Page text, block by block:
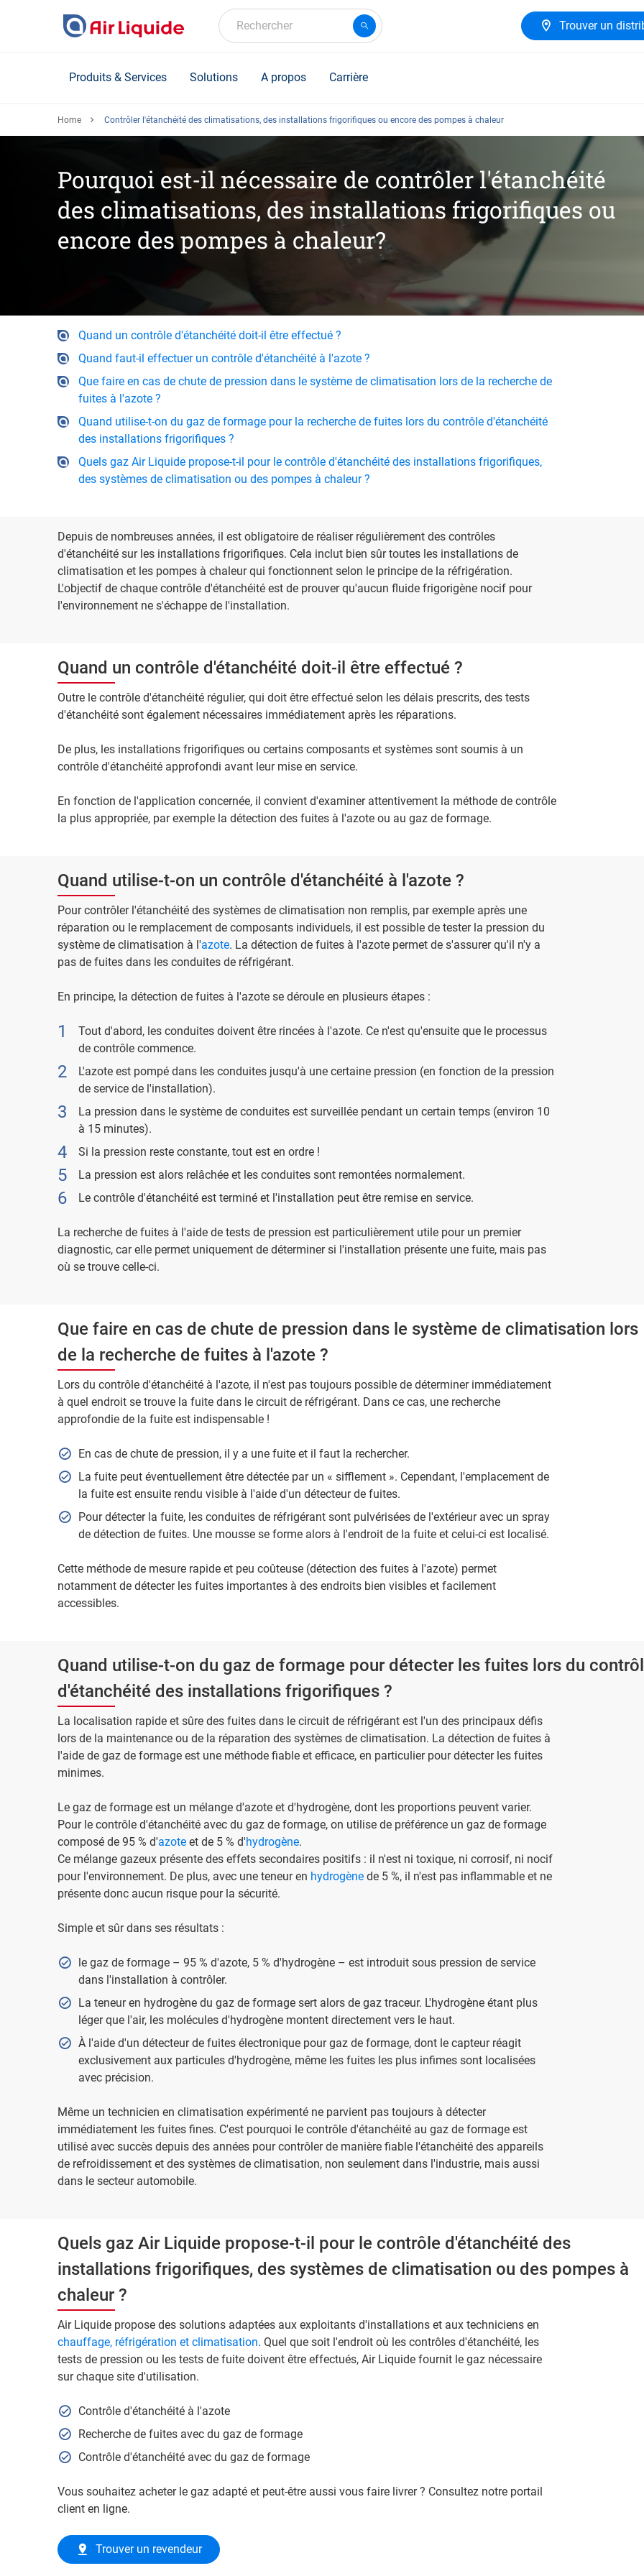
Rechercher Trouver un
Produits & Services Solutions A propos Carrière
Home Contrôler l'étanchéité des climatisations, des installations frigorifiques ou encore des pompes à chaleur
Pourquoi est-il nécessaire de contrôler l'étanchéité
des climatisations, des installations frigorifiques ou
encore des pompes à chaleur?
Quand un contrôle d'étanchéité doit-il être effectué ?
Quand faut-il effectuer un contrôle d'étanchéité à l'azote ?
Que faire en cas de chute de pression dans le système de climatisation lors de la recherche de
fuites à l'azote ?
Quand utilise-t-on du gaz de formage pour la recherche de fuites lors du contrôle d'étanchéité
des installations frigorifiques ?
Quels gaz Air Liquide propose-t-il pour le contrôle d'étanchéité des installations frigorifiques,
des systèmes de climatisation ou des pompes à chaleur ?
Depuis de nombreuses années, il est obligatoire de réaliser régulièrement des contrôles
d'étanchéité sur les installations frigorifiques. Cela inclut bien sûr toutes les installations de
climatisation et les pompes à chaleur qui fonctionnent selon le principe de la réfrigération.
L'objectif de chaque contrôle d'étanchéité est de prouver qu'aucun fluide frigorigène nocif pour
l'environnement ne s'échappe de l'installation.
Quand un contrôle d'étanchéité doit-il être effectué ?
Outre le contrôle d'étanchéité régulier, qui doit être effectué selon les délais prescrits, des tests
d'étanchéité sont également nécessaires immédiatement après les réparations.
De plus, les installations frigorifiques ou certains composants et systèmes sont soumis à un
contrôle d'étanchéité approfondi avant leur mise en service.
En fonction de l'application concernée, il convient d'examiner attentivement la méthode de contrôle
la plus appropriée, par exemple la détection des fuites à l'azote ou au gaz de formage.
Quand utilise-t-on un contrôle d'étanchéité à l'azote ?
Pour contrôler l'étanchéité des systèmes de climatisation non remplis, par exemple après une
réparation ou le remplacement de composants individuels, il est possible de tester la pression du
système de climatisation à l'azote. La détection de fuites à l'azote permet de s'assurer qu'il n'y a
pas de fuites dans les conduites de réfrigérant.
En principe, la détection de fuites à l'azote se déroule en plusieurs étapes :
Tout d'abord, les conduites doivent être rincées à l'azote. Ce n'est qu'ensuite que le processus
de contrôle commence.
L'azote est pompé dans les conduites jusqu'à une certaine pression (en fonction de la pression
de service de l'installation).
La pression dans le système de conduites est surveillée pendant un certain temps (environ 10
à 15 minutes).
Si la pression reste constante, tout est en ordre !
La pression est alors relâchée et les conduites sont remontées normalement.
Le contrôle d'étanchéité est terminé et l'installation peut être remise en service.
La recherche de fuites à l'aide de tests de pression est particulièrement utile pour un premier
diagnostic, car elle permet uniquement de déterminer si l'installation présente une fuite, mais pas
où se trouve celle-ci.
Que faire en cas de chute de pression dans le système de climatisation lors
de la recherche de fuites à l'azote ?
Lors du contrôle d'étanchéité à l'azote, il n'est pas toujours possible de déterminer immédiatement
à quel endroit se trouve la fuite dans le circuit de réfrigérant. Dans ce cas, une recherche
approfondie de la fuite est indispensable !
En cas de chute de pression, il y a une fuite et il faut la rechercher.
La fuite peut éventuellement être détectée par un « sifflement ». Cependant, l'emplacement de
la fuite est ensuite rendu visible à l'aide d'un détecteur de fuites.
Pour détecter la fuite, les conduites de réfrigérant sont pulvérisées de l'extérieur avec un spray
de détection de fuites. Une mousse se forme alors à l'endroit de la fuite et celui-ci est localisé.
Cette méthode de mesure rapide et peu coûteuse (détection des fuites à l'azote) permet
notamment de détecter les fuites importantes à des endroits bien visibles et facilement
accessibles.
Quand utilise-t-on du gaz de formage pour détecter les fuites lors du
d'étanchéité des installations frigorifiques ?
La localisation rapide et sûre des fuites dans le circuit de réfrigérant est l'un des principaux défis
lors de la maintenance ou de la réparation des systèmes de climatisation. La détection de fuites à
l'aide de gaz de formage est une méthode fiable et efficace, en particulier pour détecter les fuites
minimes.
Le gaz de formage est un mélange d'azote et d'hydrogène, dont les proportions peuvent varier.
Pour le contrôle d'étanchéité avec du gaz de formage, on utilise de préférence un gaz de formage
composé de 95 % d'azote et de 5 % d'hydrogène.
Ce mélange gazeux présente des effets secondaires positifs : il n'est ni toxique, ni corrosif, ni nocif
pour l'environnement. De plus, avec une teneur en hydrogène de 5 %, il n'est pas inflammable et ne
présente donc aucun risque pour la sécurité.
Simple et sûr dans ses résultats :
le gaz de formage – 95 % d'azote, 5 % d'hydrogène – est introduit sous pression de service
dans l'installation à contrôler.
La teneur en hydrogène du gaz de formage sert alors de gaz traceur. L'hydrogène étant plus
léger que l'air, les molécules d'hydrogène montent directement vers le haut.
À l'aide d'un détecteur de fuites électronique pour gaz de formage, dont le capteur réagit
exclusivement aux particules d'hydrogène, même les fuites les plus infimes sont localisées
avec précision.
Même un technicien en climatisation expérimenté ne parvient pas toujours à détecter
immédiatement les fuites fines. C'est pourquoi le contrôle d'étanchéité au gaz de formage est
utilisé avec succès depuis des années pour contrôler de manière fiable l'étanchéité des appareils
de refroidissement et des systèmes de climatisation, non seulement dans l'industrie, mais aussi
dans le secteur automobile.
Quels gaz Air Liquide propose-t-il pour le contrôle d'étanchéité des
installations frigorifiques, des systèmes de climatisation ou des pompes à
chaleur ?
Air Liquide propose des solutions adaptées aux exploitants d'installations et aux techniciens en
chauffage, réfrigération et climatisation. Quel que soit l'endroit où les contrôles d'étanchéité, les
tests de pression ou les tests de fuite doivent être effectués, Air Liquide fournit le gaz nécessaire
sur chaque site d'utilisation.
Contrôle d'étanchéité à l'azote
Recherche de fuites avec du gaz de formage
Contrôle d'étanchéité avec du gaz de formage
Vous souhaitez acheter le gaz adapté et peut-être aussi vous faire livrer ? Consultez notre portail
client en ligne.
Trouver un revendeur